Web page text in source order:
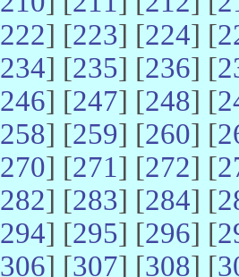
222] [223] [224] [
234] [235] [236] [
246] [247] [248] [
258] [259] [260] [
270] [271] [272] [
282] [283] [284] [
294] [295] [296] [
306] [307] [308] [